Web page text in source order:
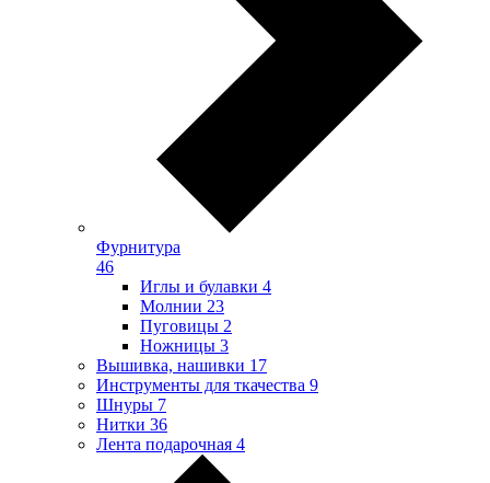
Фурнитура
46
Иглы и булавки 4
Молнии 23
Пуговицы 2
Ножницы 3
Вышивка, нашивки 17
Инструменты для ткачества 9
Шнуры 7
Нитки 36
Лента подарочная 4